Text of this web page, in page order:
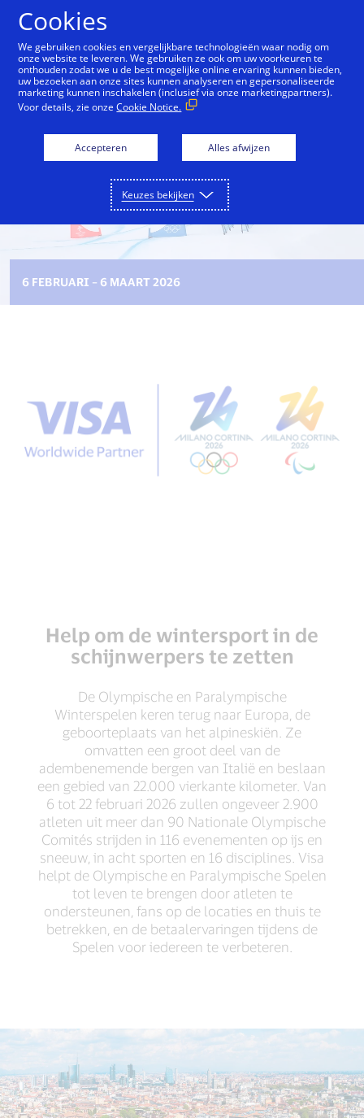
Partnerschap van de Olympische en Paralympische
6 FEBRUARI – 6 MAART 2026
Paralympische Winter Spelen
Milano Cortina 2026
Dit worden de meest geografisch wijdverspreide
Olympische en Paralympische Winter Spelen ooit.
Help om de wintersport in de
schijnwerpers te zetten
De Olympische en Paralympische
Winterspelen keren terug naar Europa, de
geboorteplaats van het alpineskiën. Ze
omvatten een groot deel van de
adembenemende bergen van Italië en beslaan
een gebied van 22.000 vierkante kilometer. Van
6 tot 22 februari 2026 zullen ongeveer 2.900
atleten uit meer dan 90 Nationale Olympische
Comités strijden in 116 evenementen op ijs en
sneeuw, in acht sporten en 16 disciplines. Visa
helpt de Olympische en Paralympische Spelen
tot leven te brengen door atleten te
ondersteunen, fans op de locaties en thuis te
betrekken, en de betaalervaringen tijdens de
Spelen voor iedereen te verbeteren.
Cookies
We gebruiken cookies en vergelijkbare technologieën waar nodig om
onze website te leveren. We gebruiken ze ook om uw voorkeuren te
onthouden zodat we u de best mogelijke online ervaring kunnen bieden,
uw bezoeken aan onze sites kunnen analyseren en gepersonaliseerde
marketing kunnen inschakelen (inclusief via onze marketingpartners).
Voor details, zie onzeCookie Notice.
Accepteren Alles afwijzen
Keuzes bekijken